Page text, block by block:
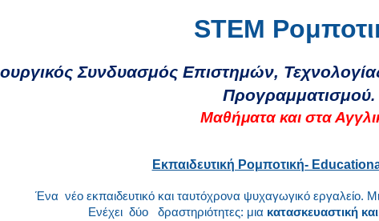
STEM
Συνδυασμός Επιστημών,
Προγραμματισμού.
Μαθήματα και στα
Εκπαιδευτική Ρομποτική-
Ένα νέο εκπαιδευτικό και ταυτόχρονα ψυχαγωγικό εργαλείο.
Ενέχει δύο δραστηριότητες: μια κατασκευαστική